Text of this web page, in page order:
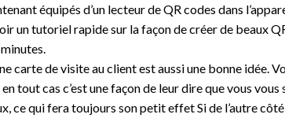
équipés d’un lecteur de QR codes dans
un tutoriel rapide sur la façon de créer de beaux
carte de visite au client est aussi une bonne idée.
tout cas c’est une façon de leur dire que vous vous
ce qui fera toujours son petit effet Si de l’autre